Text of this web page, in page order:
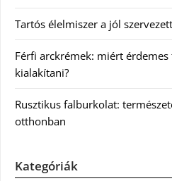
Tartós élelmiszer a jól
Férfi arckrémek: miért
kialakítani?
Rusztikus falburkolat:
otthonban
Kategóriák